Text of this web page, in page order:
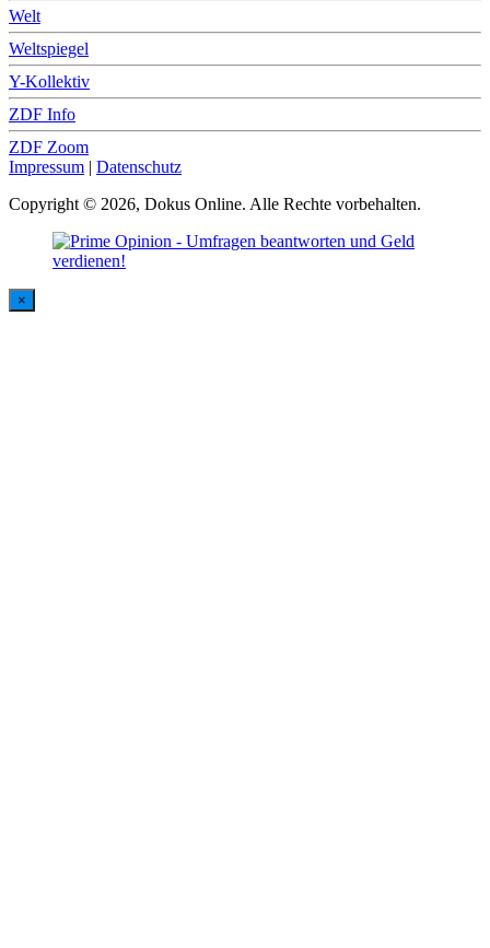
Welt
Weltspiegel
Y-Kollektiv
ZDF Info
ZDF Zoom
Impressum | Datenschutz
Copyright © 2026, Dokus Online. Alle Rechte vorbehalten.
×